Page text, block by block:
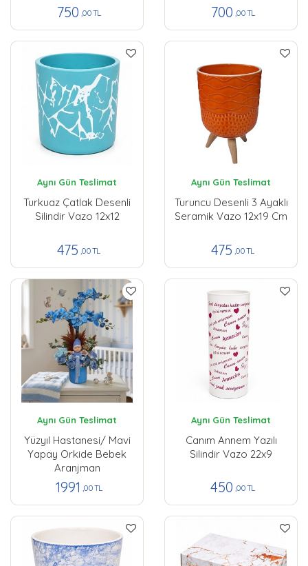
750 ,00 TL 700 ,00 TL
Aynı Gün Teslimat
Turkuaz Çatlak Desenli
Silindir Vazo 12x12
475 ,00 TL
Aynı Gün Teslimat
Turuncu Desenli 3 Ayaklı
Seramik Vazo 12x19 Cm
475 ,00 TL
Aynı Gün Teslimat
Yüzyıl Hastanesi/ Mavi
Yapay Orkide Bebek
Aranjman
1991 ,00 TL
Aynı Gün Teslimat
Canım Annem Yazılı
Silindir Vazo 22x9
450 ,00 TL